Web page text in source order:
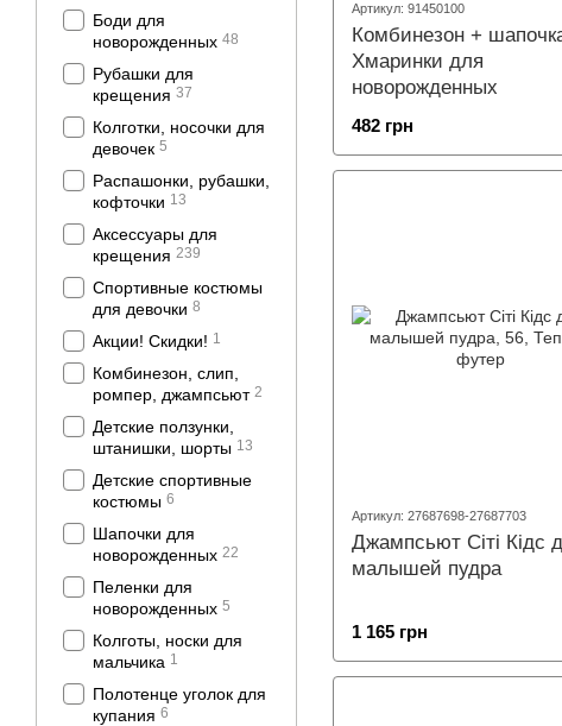
Артикул: 91450100
Комбинезон +
Хмаринки для
новорожденных
482 грн
Артикул: 27687698-27687703
Джампсьют Сіті Кідс
малышей пудра
1 165 грн
Боди для
новорожденных 48
Рубашки для
крещения 37
Колготки, носочки для
девочек 5
Распашонки, рубашки,
кофточки 13
Аксессуары для
крещения 239
Спортивные костюмы
для девочки 8
Акции! Скидки! 1
Комбинезон, слип,
ромпер, джампсьют 2
Детские ползунки,
штанишки, шорты 13
Детские спортивные
костюмы 6
Шапочки для
новорожденных 22
Пеленки для
новорожденных 5
Колготы, носки для
мальчика 1
Полотенце уголок для
купания 6